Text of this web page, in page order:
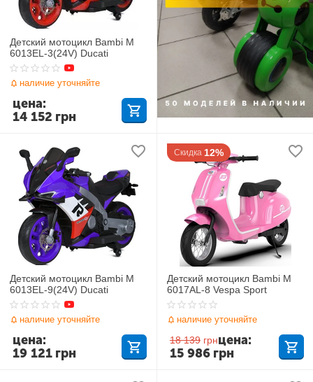
Детский мотоцикл Bambi M
6013EL-3(24V) Ducati
наличие уточняйте
14 152 грн
цена:
Детский мотоцикл Bambi M
6013EL-9(24V) Ducati
наличие уточняйте
19 121 грн
цена:
Скидка 12%
Детский мотоцикл Bambi M
6017AL-8 Vespa Sport
наличие уточняйте
18 139 грн
15 986 грн
цена: